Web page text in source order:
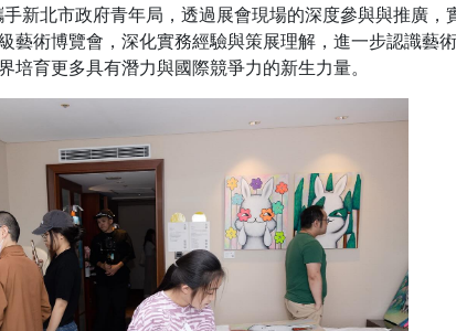
新北市政府青年局，透過展會現場的深度參與與推廣
藝術博覽會，深化實務經驗與策展理解，進一步認識藝
培育更多具有潛力與國際競爭力的新生力量。